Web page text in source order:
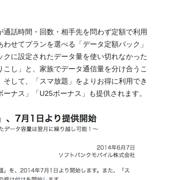
通話時間・回数・相手先を問わず定額で利用
せてプランを選べる「データ定額パック」
に設定されたデータ量を使い切れなかった
し」と、家族でデータ通信量を分け合うこ
して、「スマ放題」をよりお得に利用でき
ナス」「U25ボーナス」も提供されます。